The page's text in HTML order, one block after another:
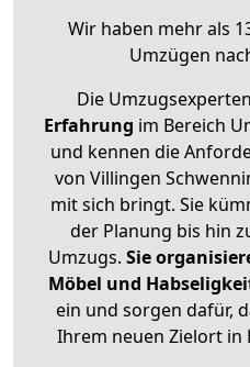
Wir haben mehr als
Umzügen
Die
Erfahrung im Bereich
und kennen die
von Villingen
mit sich bringt. Sie
der Planung bis hin
Umzugs. Sie
Möbel und
ein und sorgen dafür,
Ihrem neuen Zielort